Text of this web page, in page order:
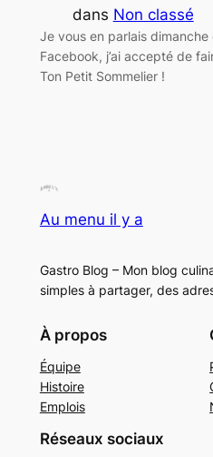
dans Non classé
Je vous en parlais
Facebook, j’ai accepté de
Ton Petit Sommelier !
Au menu il y a
Gastro Blog – Mon blog
simples à partager, des
À propos
Équipe
Histoire
Emplois
Réseaux sociaux